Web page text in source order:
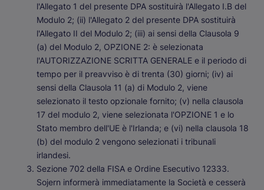
l'Allegato 1 del presente DPA sostituirà l'Allegato I.B del
Modulo 2; (ii) l'Allegato 2 del presente DPA sostituirà
l'Allegato II del Modulo 2; (iii) ai sensi della Clausola 9
(a) del Modulo 2, OPZIONE 2: è selezionata
l'AUTORIZZAZIONE SCRITTA GENERALE e il periodo di
tempo per il preavviso è di trenta (30) giorni; (iv) ai
sensi della Clausola 11 (a) di Modulo 2, viene
selezionato il testo opzionale fornito; (v) nella clausola
17 del modulo 2, viene selezionata l'OPZIONE 1 e lo
Stato membro dell'UE è l'Irlanda; e (vi) nella clausola 18
(b) del modulo 2 vengono selezionati i tribunali
irlandesi.
Sezione 702 della FISA e Ordine Esecutivo 12333.
Sojern informerà immediatamente la Società e cesserà